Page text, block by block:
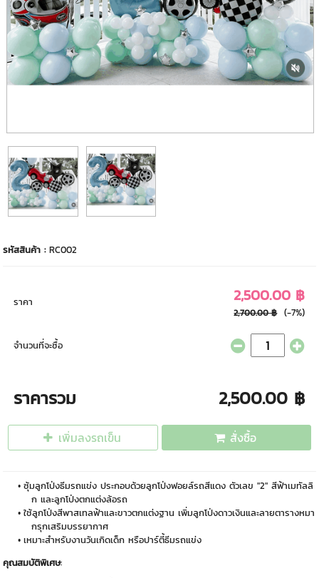
รหัสสินค้า :RC002
ราคา 2,500.00 ฿
2,700.00 ฿ (-7%)
จำนวนที่จะซื้อ
ราคารวม 2,500.00 ฿
เพิ่มลงรถเข็น สั่งซื้อ
ซุ้มลูกโป่งธีมรถแข่ง ประกอบด้วยลูกโป่งฟอยล์รถสีแดง ตัวเลข "2" สีฟ้าเมทัลลิ
ก และลูกโป่งตกแต่งล้อรถ
ใช้ลูกโป่งสีพาสเทลฟ้าและขาวตกแต่งฐาน เพิ่มลูกโป่งดาวเงินและลายตารางหมา
กรุกเสริมบรรยากาศ
เหมาะสำหรับงานวันเกิดเด็ก หรือปาร์ตี้ธีมรถแข่ง
คุณสมบัติพิเศษ: